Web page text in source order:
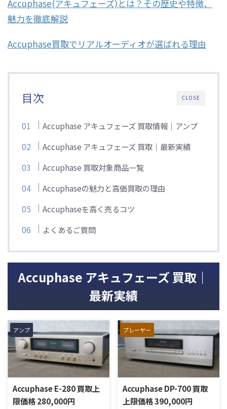
Accuphase(アキュフェーズ)とは？その歴史や特徴、
魅力を徹底解説
Accuphase買取でリアルオーディオが選ばれる理由
CLOSE
目次
Accuphase アキュフェーズ 買取情報｜アンプ
Accuphase アキュフェーズ 買取｜最新実績
Accuphase 買取対象商品一覧
Accuphaseの魅力と高価買取の理由
Accuphaseを高く売るコツ
よくあるご質問
Accuphase アキュフェーズ 買取｜
最新実績
アンプ
Accuphase E-280 買取上
限価格 280,000円
プレーヤー
Accuphase DP-700 買取
上限価格 390,000円